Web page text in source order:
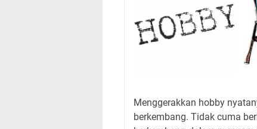
Menggerakkan hobby
berkembang. Tidak cuma